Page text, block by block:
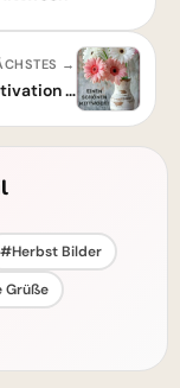
→
Schönen Mittwoch Bilder - Halbzeit-Motivation mit Blumen
#Herbst Bilder
Grüße